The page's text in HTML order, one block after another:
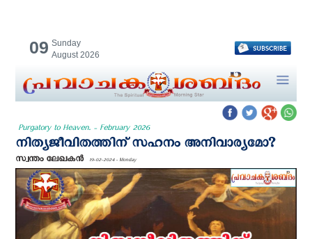
09 Sunday
August 2026
Purgatory to Heaven. - February 2026
നിത്യജീവിതത്തിന് സഹനം അനിവാര്യമോ?
സ്വന്തം ലേഖകന്‍ 19-02-2024 - Monday